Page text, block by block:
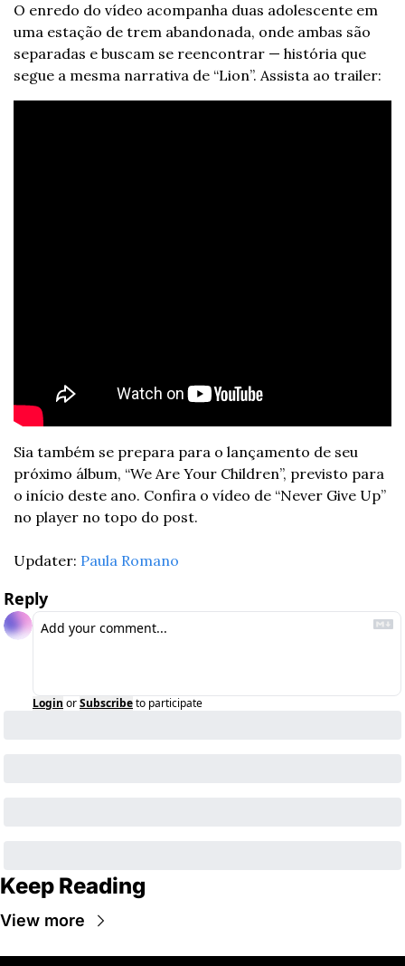
O enredo do vídeo acompanha duas adolescente em
uma estação de trem abandonada, onde ambas são
separadas e buscam se reencontrar — história que
segue a mesma narrativa de “Lion”. Assista ao trailer:
Sia também se prepara para o lançamento de seu
próximo álbum, “We Are Your Children”, previsto para
o início deste ano. Confira o vídeo de “Never Give Up”
no player no topo do post.
Updater: Paula Romano
Reply
Login orSubscribeto participate
Keep Reading
View more